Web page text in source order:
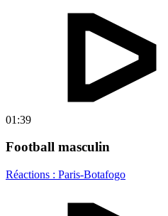
01:39
Football masculin
Réactions : Paris-Botafogo